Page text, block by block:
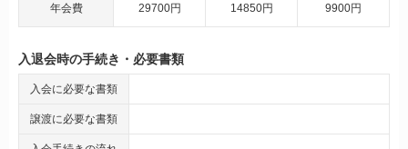
年会費 29700円 14850円 9900円
入退会時の手続き・必要書類
入会に必要な書類
譲渡に必要な書類